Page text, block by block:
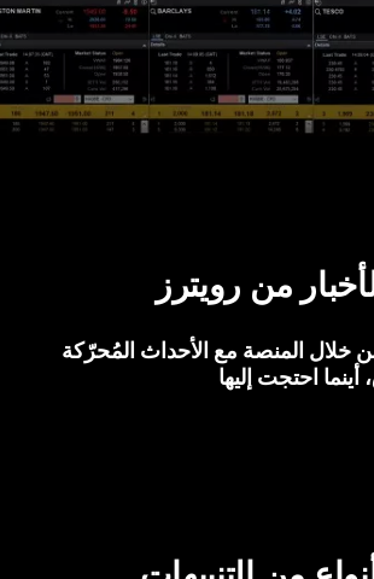
من رويترز
خلال المنصة مع الأحداث المُحرّكة
أينما احتجت إليها